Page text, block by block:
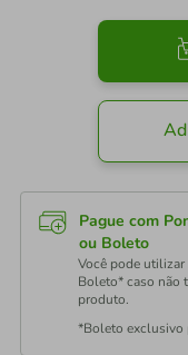
Pague com
ou Boleto
Você pode utilizar
Boleto* caso não
produto.
*Boleto exclusivo